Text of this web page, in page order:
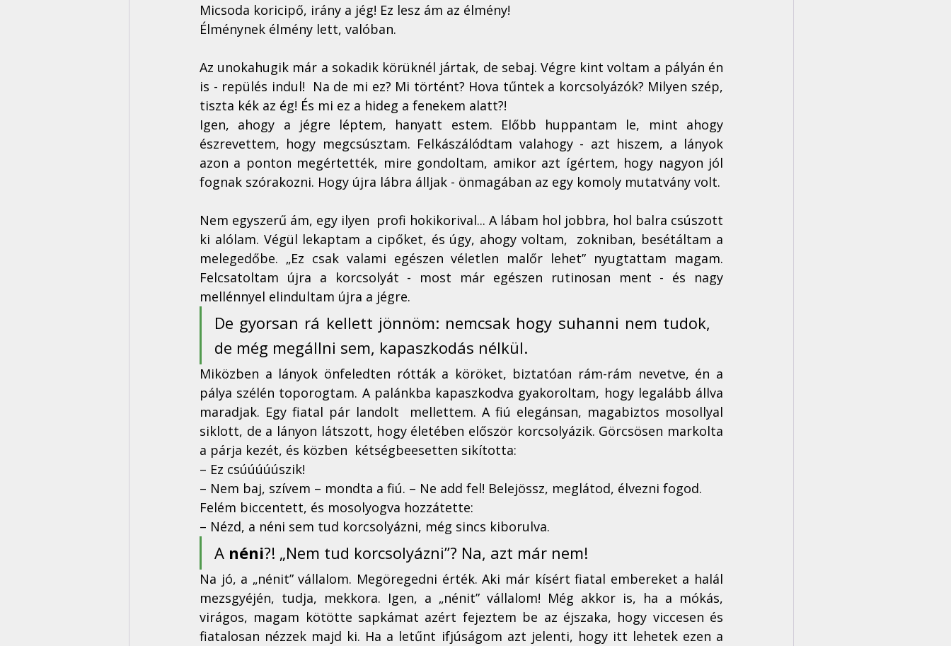
Micsoda koricipő, irány a jég! Ez lesz ám az élmény!
Élménynek élmény lett, valóban.
Az unokahugik már a sokadik körüknél jártak, de sebaj. Végre kint voltam a pályán én
is - repülés indul!  Na de mi ez? Mi történt? Hova tűntek a korcsolyázók? Milyen szép,
tiszta kék az ég! És mi ez a hideg a fenekem alatt?!
Igen, ahogy a jégre léptem, hanyatt estem. Előbb huppantam le, mint ahogy
észrevettem, hogy megcsúsztam. Felkászálódtam valahogy - azt hiszem, a lányok
azon a ponton megértették, mire gondoltam, amikor azt ígértem, hogy nagyon jól
fognak szórakozni. Hogy újra lábra álljak - önmagában az egy komoly mutatvány volt.
Nem egyszerű ám, egy ilyen  profi hokikorival... A lábam hol jobbra, hol balra csúszott
ki alólam. Végül lekaptam a cipőket, és úgy, ahogy voltam,  zokniban, besétáltam a
melegedőbe. „Ez csak valami egészen véletlen malőr lehet” nyugtattam magam.
Felcsatoltam újra a korcsolyát - most már egészen rutinosan ment - és nagy
mellénnyel elindultam újra a jégre.
De gyorsan rá kellett jönnöm: nemcsak hogy suhanni nem tudok,
de még megállni sem, kapaszkodás nélkül.
Miközben a lányok önfeledten rótták a köröket, biztatóan rám-rám nevetve, én a
pálya szélén toporogtam. A palánkba kapaszkodva gyakoroltam, hogy legalább állva
maradjak. Egy fiatal pár landolt  mellettem. A fiú elegánsan, magabiztos mosollyal
siklott, de a lányon látszott, hogy életében először korcsolyázik. Görcsösen markolta
a párja kezét, és közben  kétségbeesetten sikította:
– Ez csúúúúúszik!
– Nem baj, szívem – mondta a fiú. – Ne add fel! Belejössz, meglátod, élvezni fogod.
Felém biccentett, és mosolyogva hozzátette:
– Nézd, a néni sem tud korcsolyázni, még sincs kiborulva.
A néni?! „Nem tud korcsolyázni”? Na, azt már nem!
Na jó, a „nénit” vállalom. Megöregedni érték. Aki már kísért fiatal embereket a halál
mezsgyéjén, tudja, mekkora. Igen, a „nénit” vállalom! Még akkor is, ha a mókás,
virágos, magam kötötte sapkámat azért fejeztem be az éjszaka, hogy viccesen és
fiatalosan nézzek majd ki. Ha a letűnt ifjúságom azt jelenti, hogy itt lehetek ezen a